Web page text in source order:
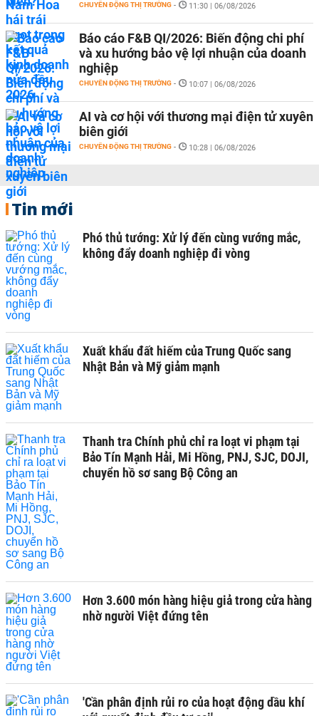
CHUYỂN ĐỘNG THỊ TRƯỜNG - 11:30 | 06/08/2026
Báo cáo F&B QI/2026: Biến động chi phí
và xu hướng bảo vệ lợi nhuận của doanh
nghiệp
CHUYỂN ĐỘNG THỊ TRƯỜNG - 10:07 | 06/08/2026
AI và cơ hội với thương mại điện tử xuyên
biên giới
CHUYỂN ĐỘNG THỊ TRƯỜNG - 10:28 | 06/08/2026
Tin mới
Phó thủ tướng: Xử lý đến cùng vướng mắc,
không đẩy doanh nghiệp đi vòng
Xuất khẩu đất hiếm của Trung Quốc sang
Nhật Bản và Mỹ giảm mạnh
Thanh tra Chính phủ chỉ ra loạt vi phạm tại
Bảo Tín Mạnh Hải, Mi Hồng, PNJ, SJC, DOJI,
chuyển hồ sơ sang Bộ Công an
Hơn 3.600 món hàng hiệu giả trong cửa hàng
nhờ người Việt đứng tên
'Cần phân định rủi ro của hoạt động dầu khí